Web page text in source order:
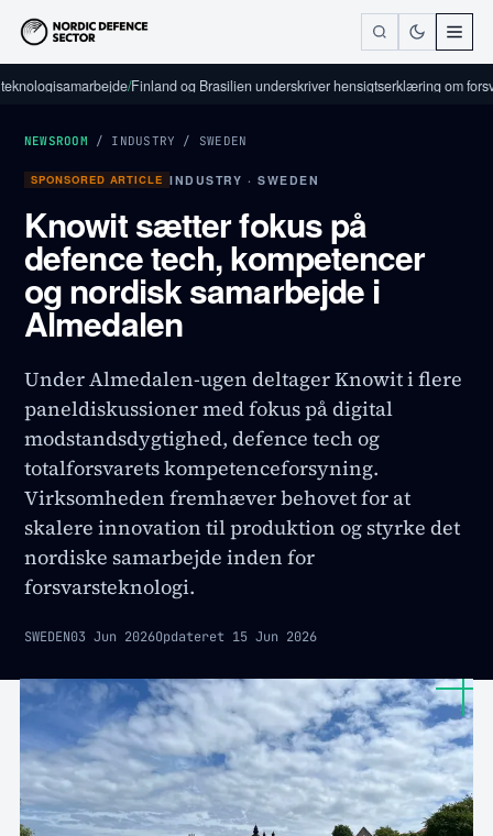
/Finland og Brasilien underskriver hensigtserklæring om
NEWSROOM / INDUSTRY / SWEDEN
SPONSORED ARTICLE INDUSTRY · SWEDEN
Knowit sætter fokus på
defence tech, kompetencer
og nordisk samarbejde i
Almedalen
Under Almedalen-ugen deltager Knowit i flere
paneldiskussioner med fokus på digital
modstandsdygtighed, defence tech og
totalforsvarets kompetenceforsyning.
Virksomheden fremhæver behovet for at
skalere innovation til produktion og styrke det
nordiske samarbejde inden for
forsvarsteknologi.
SWEDEN03 Jun 2026Opdateret 15 Jun 2026